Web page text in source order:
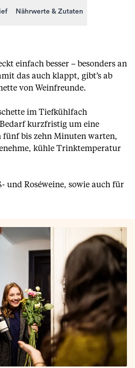
Nährwerte & Zutaten
einfach besser – besonders an
das auch klappt, gibt’s ab
von Weinfreunde.
im Tiefkühlfach
kurzfristig um eine
fünf bis zehn Minuten warten,
kühle Trinktemperatur
und Roséweine, sowie auch für